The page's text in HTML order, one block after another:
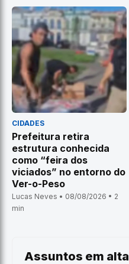
CIDADES
Prefeitura retira
estrutura conhecida
como “feira dos
viciados” no entorno do
Ver-o-Peso
Lucas Neves • 08/08/2026 • 2
min
Assuntos em alta